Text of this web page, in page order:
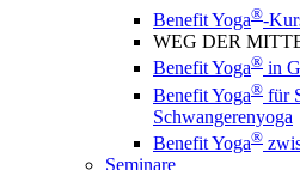
Benefit Yoga®-
WEG DER
Benefit Yoga® in
Benefit Yoga® für
Schwangerenyoga
Benefit Yoga®
Seminare